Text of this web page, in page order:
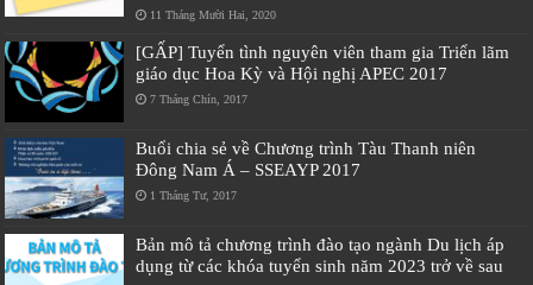
11 Tháng Mười Hai, 2020
[GẤP] Tuyển tình nguyên viên tham gia Triển lãm
giáo dục Hoa Kỳ và Hội nghị APEC 2017
7 Tháng Chín, 2017
Buổi chia sẻ về Chương trình Tàu Thanh niên
Đông Nam Á – SSEAYP 2017
1 Tháng Tư, 2017
Bản mô tả chương trình đào tạo ngành Du lịch áp
dụng từ các khóa tuyển sinh năm 2023 trở về sau